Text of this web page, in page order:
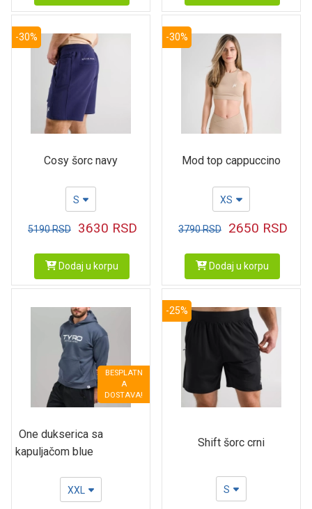
-30%
Cosy šorc navy
S
5190RSD 3630 RSD
Dodaj u korpu
-30%
Mod top cappuccino
XS
3790RSD 2650 RSD
Dodaj u korpu
BESPLATN
A
DOSTAVA!
One dukserica sa
kapuljačom blue
XXL
-25%
Shift šorc crni
S